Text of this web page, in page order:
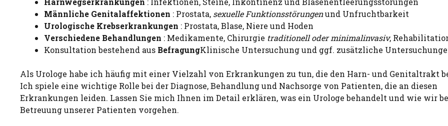
Männliche Genitalaffektionen : Prostata, sexuelle Funktionsstörungenund Unfruchtbarkeit
Urologische Krebserkrankungen : Prostata, Blase, Niere und Hoden
Verschiedene Behandlungen : Medikamente, Chirurgie traditionell oder minimalinvasiv,
Konsultation bestehend aus BefragungKlinische Untersuchung und ggf. zusätzliche
Als Urologe habe ich häufig mit einer Vielzahl von Erkrankungen zu tun, die den Harn- und Genitaltrakt
Ich spiele eine wichtige Rolle bei der Diagnose, Behandlung und Nachsorge von Patienten, die an diesen
Erkrankungen leiden. Lassen Sie mich Ihnen im Detail erklären, was ein Urologe behandelt und wie wir
Betreuung unserer Patienten vorgehen.